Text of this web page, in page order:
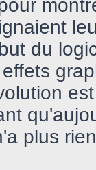
du
plus